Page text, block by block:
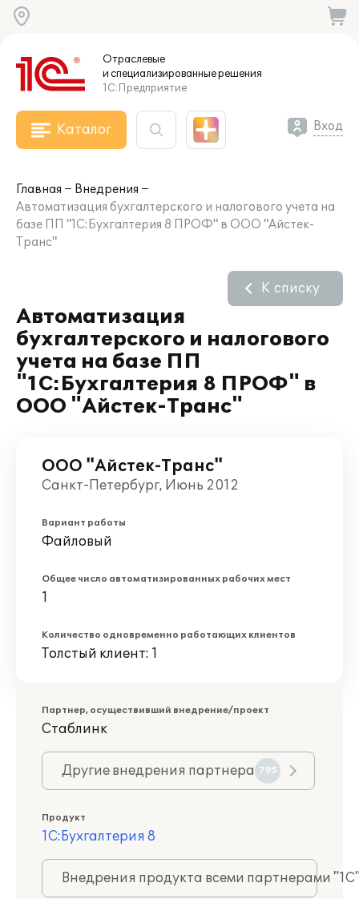
Отраслевые
и специализированныерешения
1С:Предприятие
Каталог Вход
Главная
Внедрения
Автоматизация бухгалтерского и налогового учета на
базе ПП "1С:Бухгалтерия 8 ПРОФ" в ООО "Айстек-
Транс"
Автоматизация
бухгалтерского и налогового
учета на базе ПП
"1С:Бухгалтерия 8 ПРОФ" в
ООО "Айстек-Транс"
К списку
ООО "Айстек-Транс"
Санкт-Петербург, Июнь 2012
Вариант работы
Файловый
Общее число автоматизированных рабочих мест
1
Количество одновременно работающих клиентов
Толстый клиент: 1
Партнер, осуществивший внедрение/проект
Стаблинк
Другие внедрения партнера 795
Продукт
1С:Бухгалтерия 8
Внедрения продукта всеми партнерами